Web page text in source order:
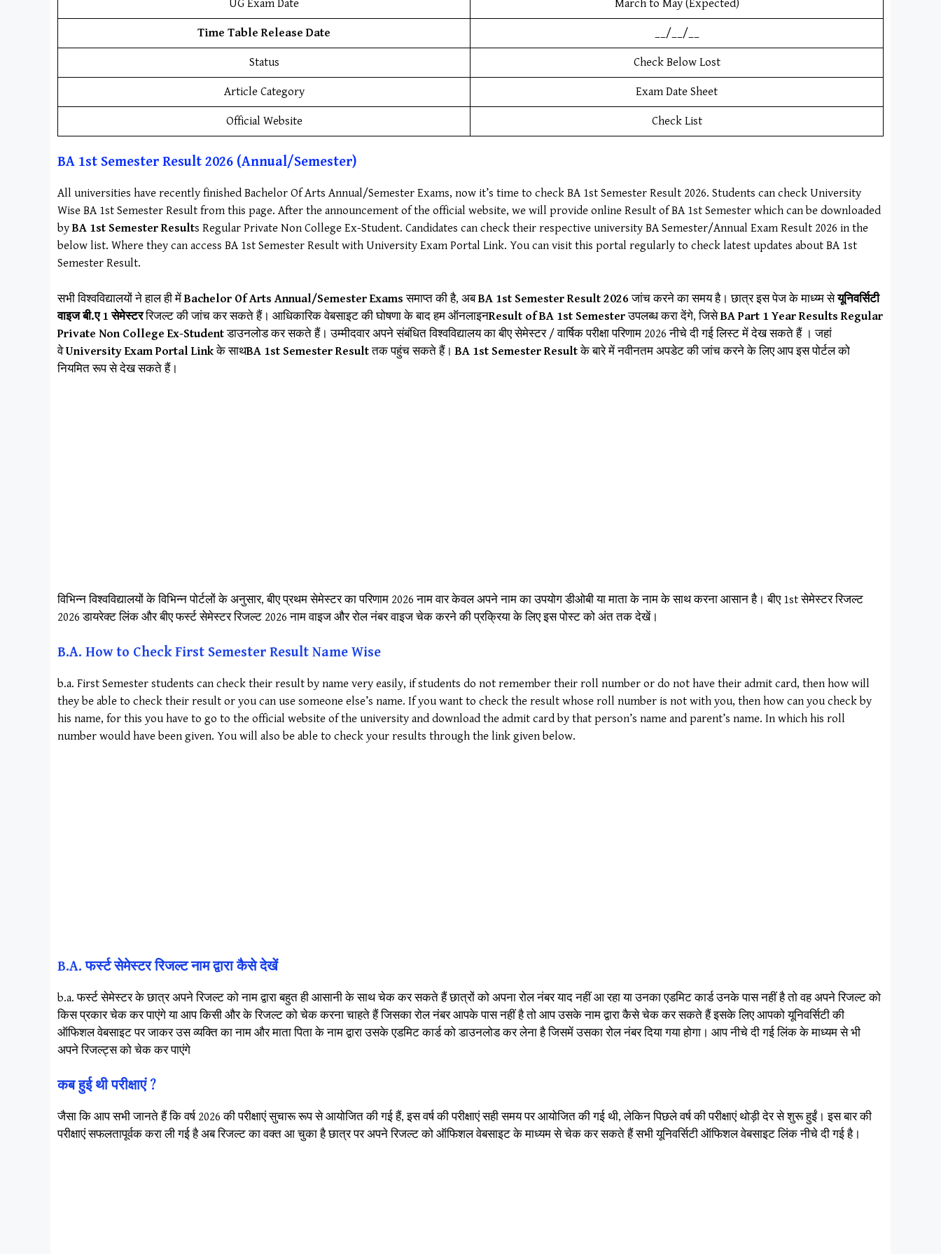
UG Exam Date March to May (Expected)
Time Table Release Date __/__/__
Status Check Below Lost
Article Category Exam Date Sheet
Official Website Check List
BA 1st Semester Result 2026 (Annual/Semester)
All universities have recently finished Bachelor Of Arts Annual/Semester Exams, now it’s time to check BA 1st Semester Result 2026. Students can check University
Wise BA 1st Semester Result from this page. After the announcement of the official website, we will provide online Result of BA 1st Semester which can be downloaded
byBA 1st Semester Results Regular Private Non College Ex-Student. Candidates can check their respective university BA Semester/Annual Exam Result 2026 in the
below list. Where they can access BA 1st Semester Result with University Exam Portal Link. You can visit this portal regularly to check latest updates about BA 1st
Semester Result.
सभी विश्वविद्यालयों ने हाल ही मेंBachelor Of Arts Annual/Semester Examsसमाप्त की है, अबBA 1st Semester Result 2026जांच करने का समय है। छात्र इस पेज के माध्य्म सेयूनिवर्सिटी
वाइज बी.ए 1 सेमेस्टररिजल्ट की जांच कर सकते हैं। आधिकारिक वेबसाइट की घोषणा के बाद हम ऑनलाइनResult of BA 1st Semesterउपलब्ध करा देंगे, जिसेBA Part 1 Year Results Regular
Private Non College Ex-Studentडाउनलोड कर सकते हैं। उम्मीदवार अपने संबंधित विश्वविद्यालय का बीए सेमेस्टर / वार्षिक परीक्षा परिणाम 2026 नीचे दी गई लिस्ट में देख सकते हैं । जहां
वेUniversity Exam Portal Linkके साथBA 1st Semester Resultतक पहुंच सकते हैं।BA 1st Semester Resultके बारे में नवीनतम अपडेट की जांच करने के लिए आप इस पोर्टल को
नियमित रूप से देख सकते हैं।
विभिन्न विश्वविद्यालयों के विभिन्न पोर्टलों के अनुसार, बीए प्रथम सेमेस्टर का परिणाम 2026 नाम वार केवल अपने नाम का उपयोग डीओबी या माता के नाम के साथ करना आसान है। बीए 1st सेमेस्टर रिजल्ट
2026 डायरेक्ट लिंक और बीए फर्स्ट सेमेस्टर रिजल्ट 2026 नाम वाइज और रोल नंबर वाइज चेक करने की प्रक्रिया के लिए इस पोस्ट को अंत तक देखें।
B.A. How to Check First Semester Result Name Wise
b.a. First Semester students can check their result by name very easily, if students do not remember their roll number or do not have their admit card, then how will
they be able to check their result or you can use someone else’s name. If you want to check the result whose roll number is not with you, then how can you check by
his name, for this you have to go to the official website of the university and download the admit card by that person’s name and parent’s name. In which his roll
number would have been given. You will also be able to check your results through the link given below.
B.A. फर्स्ट सेमेस्टर रिजल्ट नाम द्वारा कैसे देखें
b.a. फर्स्ट सेमेस्टर के छात्र अपने रिजल्ट को नाम द्वारा बहुत ही आसानी के साथ चेक कर सकते हैं छात्रों को अपना रोल नंबर याद नहीं आ रहा या उनका एडमिट कार्ड उनके पास नहीं है तो वह अपने रिजल्ट को
किस प्रकार चेक कर पाएंगे या आप किसी और के रिजल्ट को चेक करना चाहते हैं जिसका रोल नंबर आपके पास नहीं है तो आप उसके नाम द्वारा कैसे चेक कर सकते हैं इसके लिए आपको यूनिवर्सिटी की
ऑफिशल वेबसाइट पर जाकर उस व्यक्ति का नाम और माता पिता के नाम द्वारा उसके एडमिट कार्ड को डाउनलोड कर लेना है जिसमें उसका रोल नंबर दिया गया होगा। आप नीचे दी गई लिंक के माध्यम से भी
अपने रिजल्ट्स को चेक कर पाएंगे
कब हुई थी परीक्षाएं ?
जैसा कि आप सभी जानते हैं कि वर्ष 2026 की परीक्षाएं सुचारू रूप से आयोजित की गई हैं, इस वर्ष की परीक्षाएं सही समय पर आयोजित की गई थी, लेकिन पिछले वर्ष की परीक्षाएं थोड़ी देर से शुरू हुईं। इस बार की
परीक्षाएं सफलतापूर्वक करा ली गई है अब रिजल्ट का वक्त आ चुका है छात्र पर अपने रिजल्ट को ऑफिशल वेबसाइट के माध्यम से चेक कर सकते हैं सभी यूनिवर्सिटी ऑफिशल वेबसाइट लिंक नीचे दी गई है।